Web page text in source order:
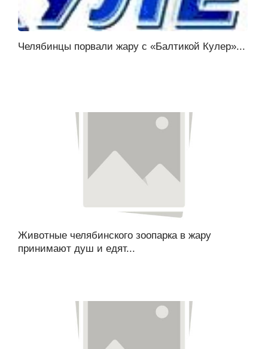
Челябинцы порвали жару с «Балтикой Кулер»...
Животные челябинского зоопарка в жару
принимают душ и едят...